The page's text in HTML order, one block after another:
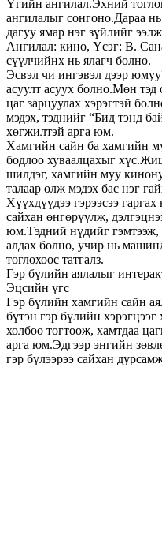
Үгийн ангилал.Эхний
ангилалыг сонгоно.Дараа
дагуу ямар нэг зүйлийг
Ангилал: кино, Үсэг: B.
сүүлчийнх нь ялагч болно.
Эсвэл чи ингэвэл дээр
асуулт асуух болно.Мөн тэд
цаг зарцуулах хэрэгтэй
мэдэх, тэднийг “Бид тэнд
хөгжилтэй арга юм.
Хамгийн сайн ба хамгийн
бодлоо хуваалцахыг
шилдэг, хамгийн муу
талаар олж мэдэх бас нэг
Хүүхдүүдээ гэрээсээ
сайхан өнгөрүүлж,
юм.Тэдний нүдийг гэмтээж,
алдах болно, учир нь
тоглохоос татгалз.
Гэр бүлийн аялалыг
Эцсийн үгс
Гэр бүлийн хамгийн сайн
бүтэн гэр бүлийн хэрэгцээг
холбоо тогтоож, хамтдаа
арга юм.Эдгээр энгийн
гэр бүлээрээ сайхан